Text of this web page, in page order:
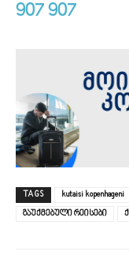
907 907
TAGS kutaisi kopenhageni
გაუქმებული რეისები